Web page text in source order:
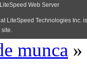
munca »